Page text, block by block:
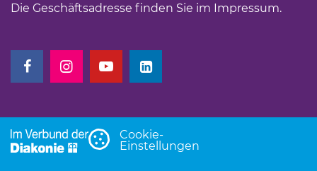
Die Geschäftsadresse finden Sie im Impressum(Link
.
(Link öffnet einen neuen Tab)
(Link öffnet einen neuen Tab)
(Link öffnet einen neuen Tab)
(Link öffnet einen neuen Tab)
Cookie-
Einstellungen